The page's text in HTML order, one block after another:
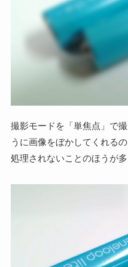
撮影モードを「単焦点」で
うに画像をぼかしてくれる
処理されないことのほうが多